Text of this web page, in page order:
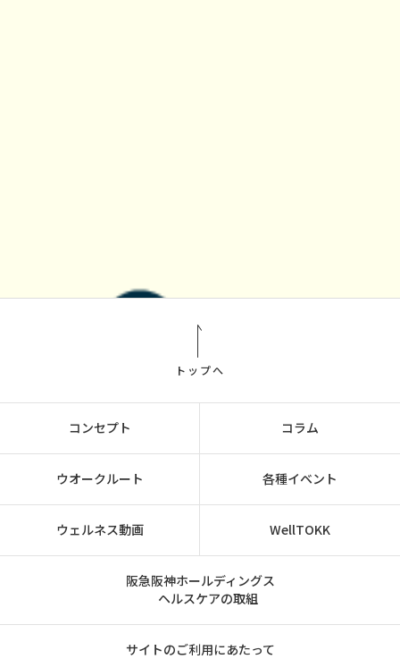
トップへ
コンセプト コラム
ウオークルート 各種イベント
ウェルネス動画 WellTOKK
阪急阪神ホールディングス
ヘルスケアの取組
サイトのご利用にあたって